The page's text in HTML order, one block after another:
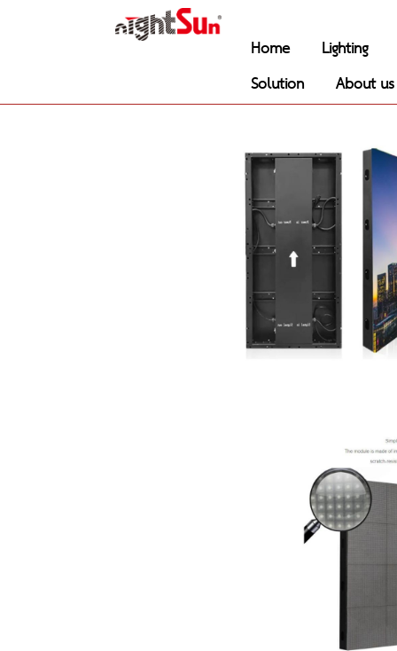
Home
Lighting
Solution
About us